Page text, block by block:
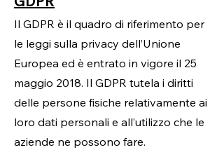
Il GDPR è il quadro di riferimento per
le leggi sulla privacy dell’Unione
Europea ed è entrato in vigore il 25
maggio 2018. Il GDPR tutela i diritti
delle persone fisiche relativamente ai
loro dati personali e all’utilizzo che le
aziende ne possono fare.